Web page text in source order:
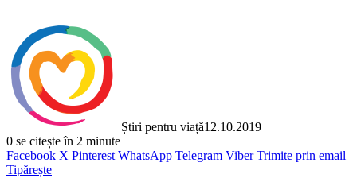
Știri pentru viață12.10.2019
0 se citește în 2 minute
Facebook X Pinterest WhatsApp Telegram Viber Trimite prin email
Tipărește